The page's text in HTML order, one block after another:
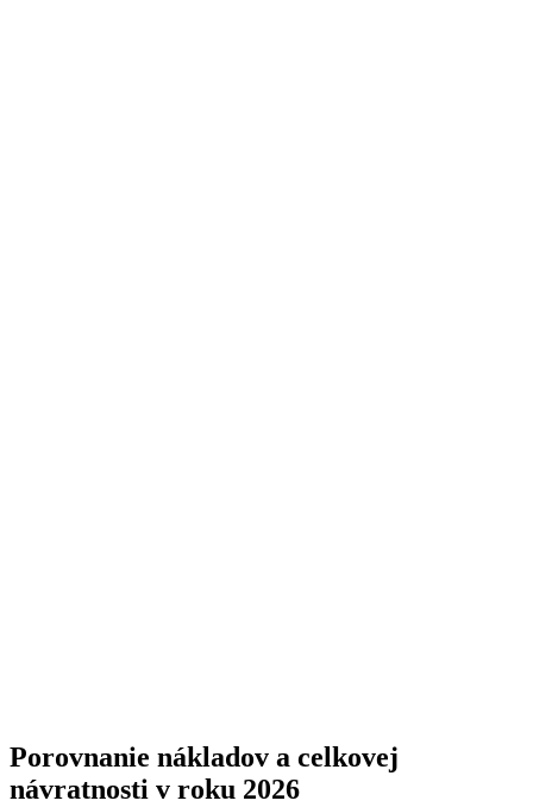
Porovnanie nákladov a celkovej
návratnosti v roku 2026